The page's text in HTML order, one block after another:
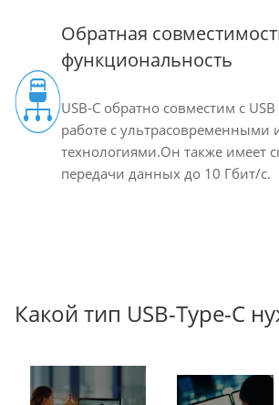
Обратная
функциональность
USB-C обратно совместим с
работе с
технологиями.Он также имеет
передачи данных до 10 Гбит/с.
Какой тип USB-Type-C